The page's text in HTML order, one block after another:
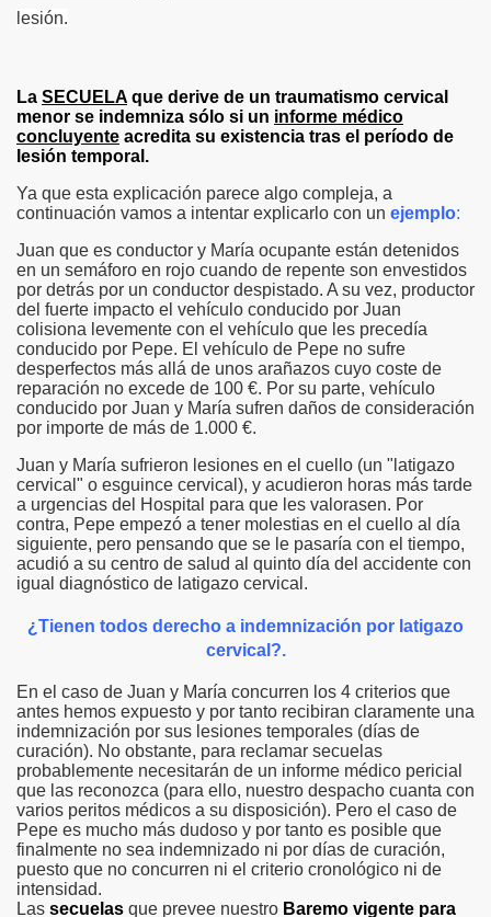
lesión.
La SECUELA que derive de un traumatismo cervical
menor se indemniza sólo si un informe médico
concluyente acredita su existencia tras el período de
lesión temporal.
Ya que esta explicación parece algo compleja, a
continuación vamos a intentar explicarlo con un ejemplo:
Juan que es conductor y María ocupante están detenidos
en un semáforo en rojo cuando de repente son envestidos
por detrás por un conductor despistado. A su vez, productor
del fuerte impacto el vehículo conducido por Juan
colisiona levemente con el vehículo que les precedía
conducido por Pepe. El vehículo de Pepe no sufre
desperfectos más allá de unos arañazos cuyo coste de
reparación no excede de 100 €. Por su parte, vehículo
conducido por Juan y María sufren daños de consideración
por importe de más de 1.000 €.
Juan y María sufrieron lesiones en el cuello (un "latigazo
cervical" o esguince cervical), y acudieron horas más tarde
a urgencias del Hospital para que les valorasen. Por
contra, Pepe empezó a tener molestias en el cuello al día
siguiente, pero pensando que se le pasaría con el tiempo,
acudió a su centro de salud al quinto día del accidente con
igual diagnóstico de latigazo cervical.
¿Tienen todos derecho a indemnización por latigazo
cervical?.
En el caso de Juan y María concurren los 4 criterios que
antes hemos expuesto y por tanto recibiran claramente una
indemnización por sus lesiones temporales (días de
curación). No obstante, para reclamar secuelas
probablemente necesitarán de un informe médico pericial
que las reconozca (para ello, nuestro despacho cuanta con
varios peritos médicos a su disposición). Pero el caso de
Pepe es mucho más dudoso y por tanto es posible que
finalmente no sea indemnizado ni por días de curación,
puesto que no concurren ni el criterio cronológico ni de
intensidad.
Las secuelas que prevee nuestro Baremo vigente para